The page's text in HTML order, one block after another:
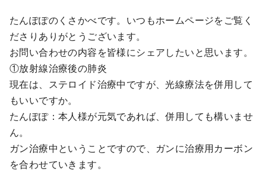
たんぽぽのくさかべです。いつもホームページをご覧く
ださりありがとうございます。
お問い合わせの内容を皆様にシェアしたいと思います。
①放射線治療後の肺炎
現在は、ステロイド治療中ですが、光線療法を併用して
もいいですか。
たんぽぽ：本人様が元気であれば、併用しても構いませ
ん。
ガン治療中ということですので、ガンに治療用カーボン
を合わせていきます。